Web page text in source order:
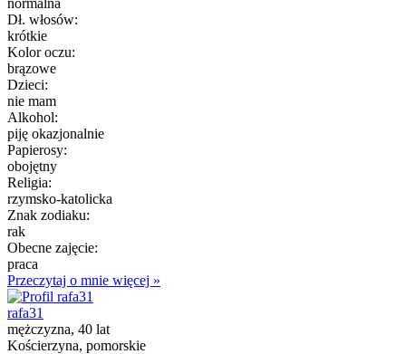
Dł. włosów:
krótkie
Kolor oczu:
brązowe
Dzieci:
nie mam
Alkohol:
piję okazjonalnie
Papierosy:
obojętny
Religia:
rzymsko-katolicka
Znak zodiaku:
rak
Obecne zajęcie:
praca
Przeczytaj o mnie więcej »
rafa31
mężczyzna, 40 lat
Kościerzyna, pomorskie